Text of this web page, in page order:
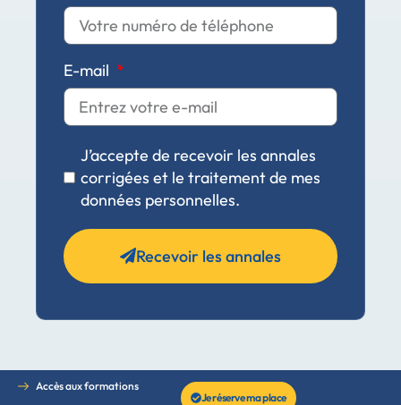
E-mail
J’accepte de recevoir les annales
corrigées et le traitement de mes
données personnelles.
Recevoir les annales
Accès aux formations
Je réserve ma place